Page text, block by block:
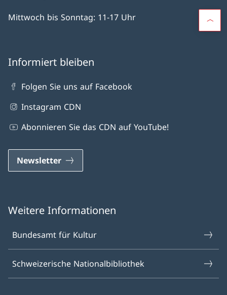
Mittwoch bis Sonntag: 11-17 Uhr
Informiert bleiben
Folgen Sie uns auf Facebook
Instagram CDN
Abonnieren Sie das CDN auf YouTube!
Newsletter
Weitere Informationen
Bundesamt für Kultur
Schweizerische Nationalbibliothek